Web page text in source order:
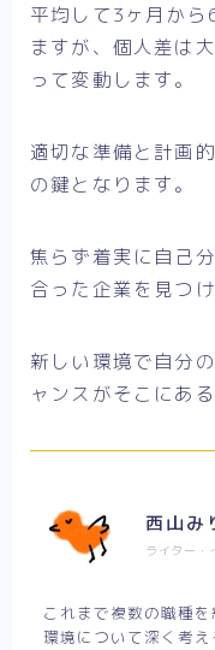
平均して3ヶ月か
ますが、個人差は
って変動します。
適切な準備と計画
の鍵となります。
焦らず着実に自己
合った企業を見つ
新しい環境で自分
ャンスがそこにあ
西山み
ライター・
これまで複数の職種
環境について深く考